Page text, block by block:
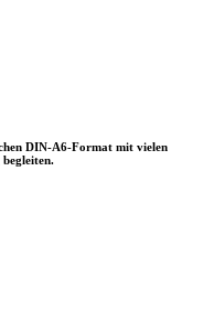
DIN-A6-Format mit vielen